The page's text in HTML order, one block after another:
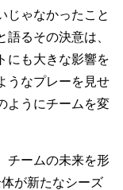
じゃなかったこと
るその決意は、
にも大きな影響を
うなプレーを見せ
ようにチームを変
チームの未来を形
が新たなシーズ